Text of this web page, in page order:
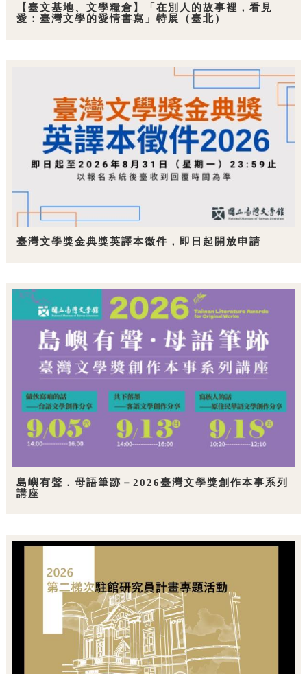
【臺文基地、文學糧倉】「在別人的故事裡，看見
愛：臺灣文學的愛情書寫」特展（臺北）
臺灣文學獎金典獎英譯本徵件，即日起開放申請
島嶼有聲．母語筆跡－2026臺灣文學獎創作本事系列
講座